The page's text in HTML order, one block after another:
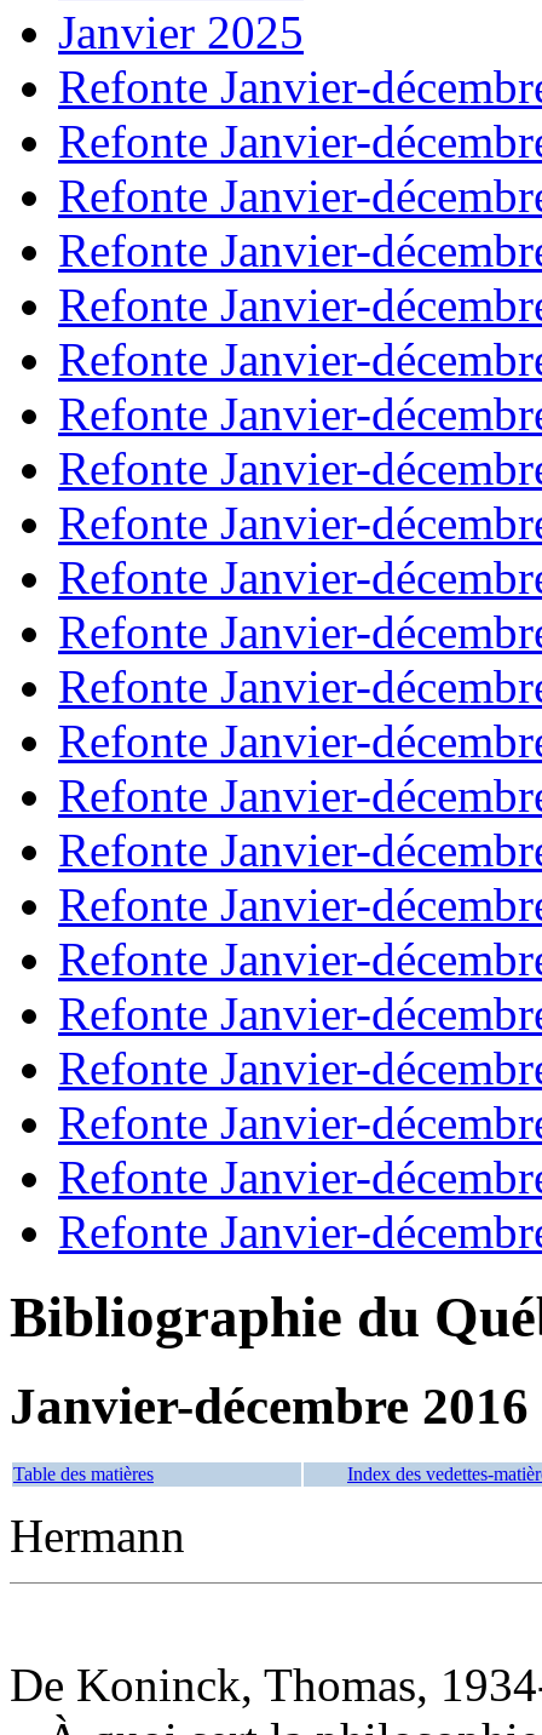
Janvier 2025
Refonte Janvier-
Refonte Janvier-
Refonte Janvier-
Refonte Janvier-
Refonte Janvier-
Refonte Janvier-
Refonte Janvier-
Refonte Janvier-
Refonte Janvier-
Refonte Janvier-
Refonte Janvier-
Refonte Janvier-
Refonte Janvier-
Refonte Janvier-
Refonte Janvier-
Refonte Janvier-
Refonte Janvier-
Refonte Janvier-
Refonte Janvier-
Refonte Janvier-
Refonte Janvier-
Refonte Janvier-
Bibliographie du
Janvier-décembre 2016
Table des matières Index des vedettes-
Hermann
De Koninck, Thomas,